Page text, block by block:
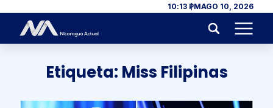
Skip to content 10:13 PMAGO 10, 2026
Menu
Etiqueta: Miss Filipinas